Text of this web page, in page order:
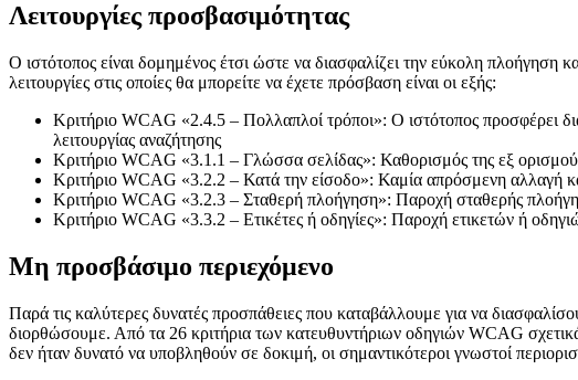
Λειτουργίες προσβασιμότητας
Ο ιστότοπος είναι δομημένος έτσι ώστε να διασφαλίζει την εύκολη
λειτουργίες στις οποίες θα μπορείτε να έχετε πρόσβαση είναι οι εξής:
Κριτήριο WCAG «2.4.5 – Πολλαπλοί τρόποι»: Ο ιστότοπος προσφέρει
λειτουργίας αναζήτησης
Κριτήριο WCAG «3.1.1 – Γλώσσα σελίδας»: Καθορισμός της εξ
Κριτήριο WCAG «3.2.2 – Κατά την είσοδο»: Καμία απρόσμενη αλλαγή
Κριτήριο WCAG «3.2.3 – Σταθερή πλοήγηση»: Παροχή σταθερής
Κριτήριο WCAG «3.3.2 – Ετικέτες ή οδηγίες»: Παροχή ετικετών ή
Μη προσβάσιμο περιεχόμενο
Παρά τις καλύτερες δυνατές προσπάθειες που καταβάλλουμε για να
διορθώσουμε. Από τα 26 κριτήρια των κατευθυντήριων οδηγιών WCAG
δεν ήταν δυνατό να υποβληθούν σε δοκιμή, οι σημαντικότεροι γνωστοί